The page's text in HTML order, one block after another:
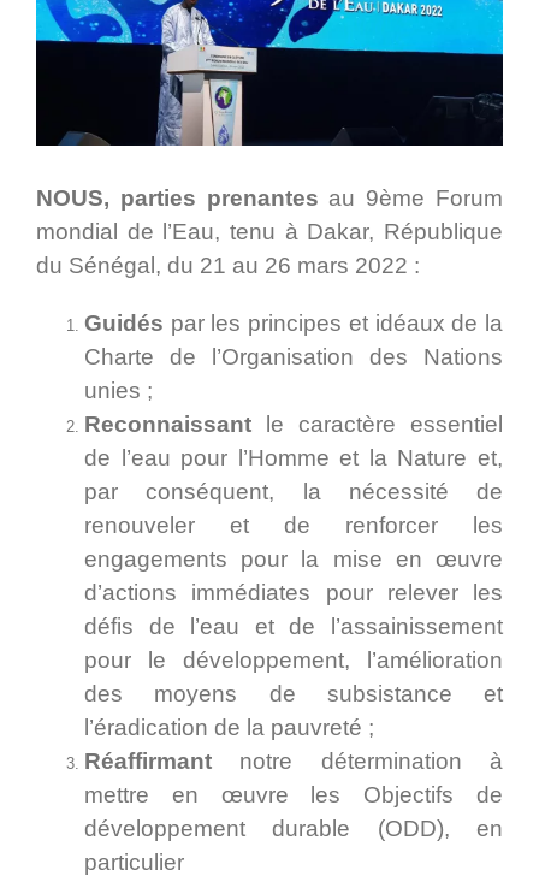
NOUS, parties prenantes au 9ème Forum
mondial de l’Eau, tenu à Dakar, République
du Sénégal, du 21 au 26 mars 2022 :
Guidés par les principes et idéaux de la
Charte de l’Organisation des Nations
unies ;
Reconnaissant le caractère essentiel
de l’eau pour l’Homme et la Nature et,
par conséquent, la nécessité de
renouveler et de renforcer les
engagements pour la mise en œuvre
d’actions immédiates pour relever les
défis de l’eau et de l’assainissement
pour le développement, l’amélioration
des moyens de subsistance et
l’éradication de la pauvreté ;
Réaffirmant notre détermination à
mettre en œuvre les Objectifs de
développement durable (ODD), en
particulier